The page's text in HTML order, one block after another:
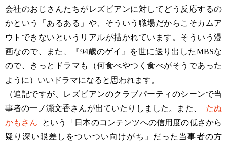
会社のおじさんたちがレズビアンに対してどう反応するの
かという「あるある」や、そういう職場だからこそカムア
ウトできないというリアルが描かれています。そういう漫
画なので、また、『94歳のゲイ』を世に送り出したMBSな
ので、きっとドラマも（何食べやつく食べがそうであった
ように）いいドラマになると思われます。
（追記ですが、レズビアンのクラブパーティのシーンで当
事者の一ノ瀬文香さんが出ていたりしました。また、
たぬ
かもさん
という「日本のコンテンツへの信用度の低さから
疑り深い眼差しをついつい向けがち」だった当事者の方